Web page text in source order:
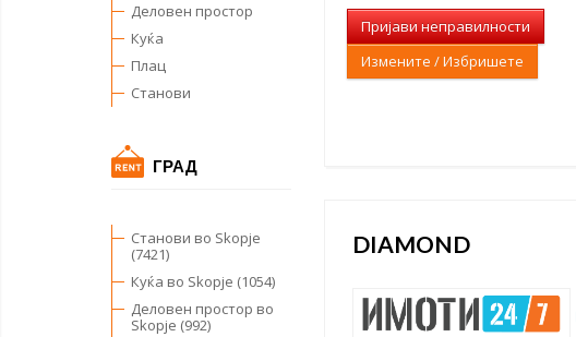
Деловен простор
Куќа
Плац
Станови
ГРАД
Станови во Skopje
(7421)
Куќа во Skopje (1054)
Деловен простор во
Skopje (992)
Пријави неправилности
Измените / Избришете
DIAMOND